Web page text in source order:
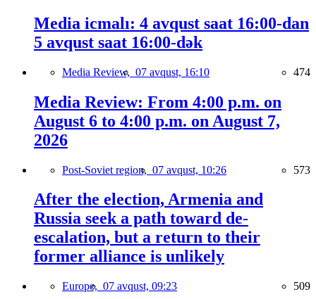
Media icmalı: 4 avqust saat 16:00-dan
5 avqust saat 16:00-dək
Media Review, 07 avqust, 16:10 474
Media Review: From 4:00 p.m. on
August 6 to 4:00 p.m. on August 7,
2026
Post-Soviet region, 07 avqust, 10:26 573
After the election, Armenia and
Russia seek a path toward de-
escalation, but a return to their
former alliance is unlikely
Europe, 07 avqust, 09:23 509